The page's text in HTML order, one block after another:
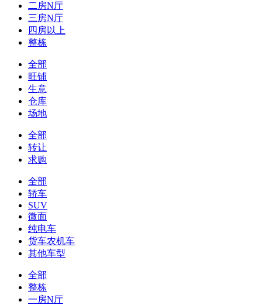
二房N厅
三房N厅
四房以上
整栋
全部
旺铺
生意
仓库
场地
全部
转让
求购
全部
轿车
SUV
微面
纯电车
货车农机车
其他车型
全部
整栋
一房N厅